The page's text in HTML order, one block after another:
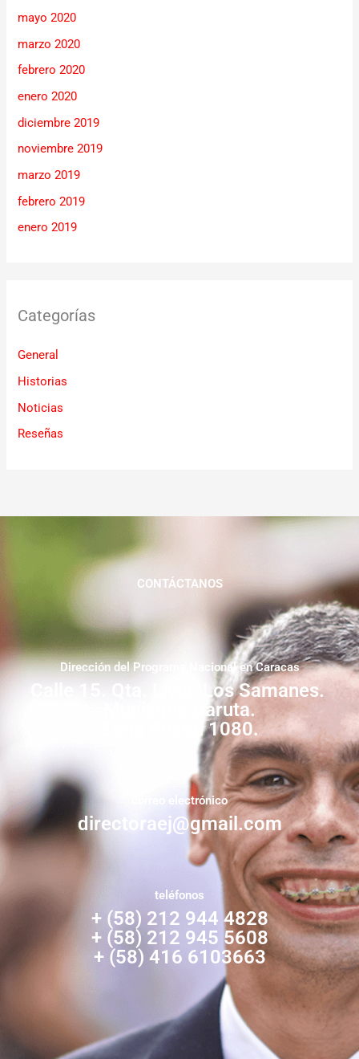
mayo 2020
marzo 2020
febrero 2020
enero 2020
diciembre 2019
noviembre 2019
marzo 2019
febrero 2019
enero 2019
Categorías
General
Historias
Noticias
Reseñas
CONTÁCTANOS
Dirección del Programa Nacional en Caracas
Calle 15. Qta. Livia. Los Samanes.
Municipio Baruta.
Zona Postal 1080.
correo electrónico
directoraej@gmail.com
teléfonos
+ (58) 212 944 4828
+ (58) 212 945 5608
+ (58) 416 6103663